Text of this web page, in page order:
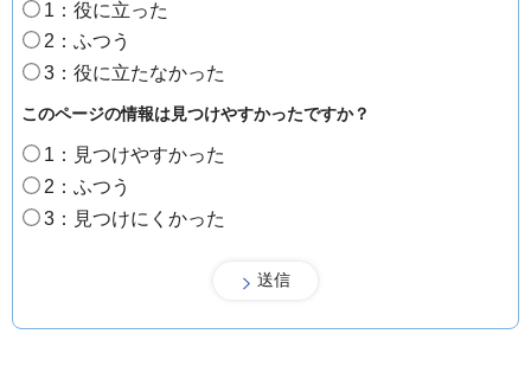
1：役に立った
2：ふつう
3：役に立たなかった
このページの情報は見つけやすかったですか？
1：見つけやすかった
2：ふつう
3：見つけにくかった